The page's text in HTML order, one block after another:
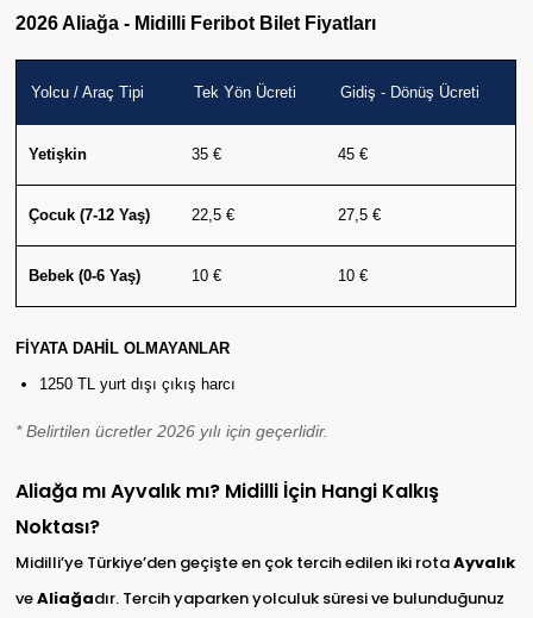
2026 Aliağa - Midilli Feribot Bilet Fiyatları
Yolcu / Araç Tipi Tek Yön Ücreti Gidiş - Dönüş Ücreti
Yetişkin 35 € 45 €
Çocuk (7-12 Yaş) 22,5 € 27,5 €
Bebek (0-6 Yaş) 10 € 10 €
FİYATA DAHİL OLMAYANLAR
1250 TL yurt dışı çıkış harcı
* Belirtilen ücretler 2026 yılı için geçerlidir.
Aliağa mı Ayvalık mı? Midilli İçin Hangi Kalkış
Noktası?
Midilli’ye Türkiye’den geçişte en çok tercih edilen iki rotaAyvalık
veAliağadır. Tercih yaparken yolculuk süresi ve bulunduğunuz